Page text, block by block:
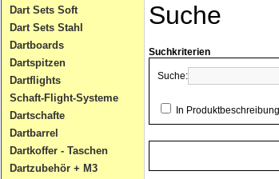
Dart Sets Soft
Dart Sets Stahl
Dartboards
Dartspitzen
Dartflights
Schaft-Flight-Systeme
Dartschafte
Dartbarrel
Dartkoffer - Taschen
Dartzubehör + M3
Suche
Suchkriterien
Suche:
In